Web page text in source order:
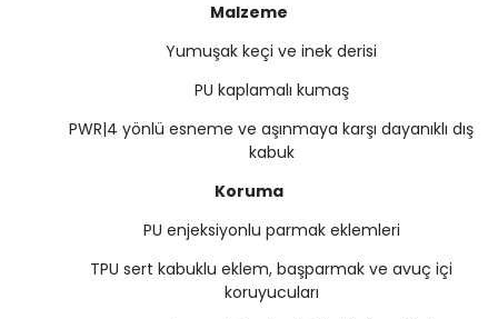
Malzeme
Yumuşak keçi ve inek derisi
PU kaplamalı kumaş
PWR|4 yönlü esneme ve aşınmaya karşı dayanıklı dış
kabuk
Koruma
PU enjeksiyonlu parmak eklemleri
TPU sert kabuklu eklem, başparmak ve avuç içi
koruyucuları